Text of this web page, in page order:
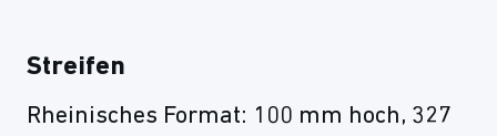
Streifen
Rheinisches Format: 100 mm hoch, 327